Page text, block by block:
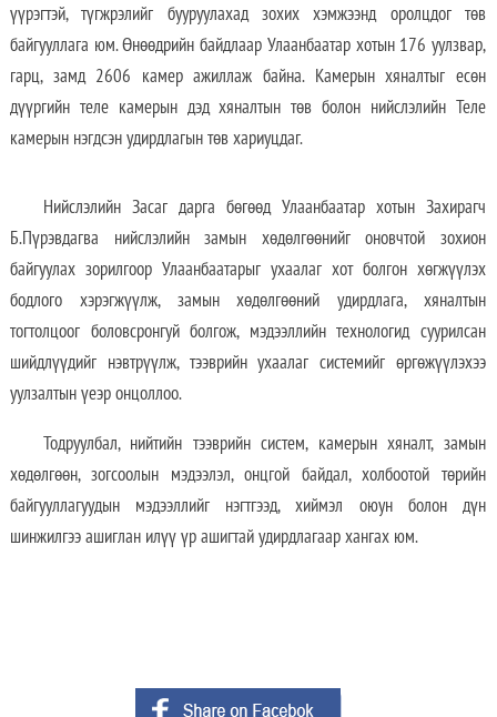
үүрэгтэй, түгжрэлийг бууруулахад зохих хэмжээнд оролцдог төв
байгууллага юм. Өнөөдрийн байдлаар Улаанбаатар хотын 176 уулзвар,
гарц, замд 2606 камер ажиллаж байна. Камерын хяналтыг есөн
дүүргийн теле камерын дэд хяналтын төв болон нийслэлийн Теле
камерын нэгдсэн удирдлагын төв хариуцдаг.
Нийслэлийн Засаг дарга бөгөөд Улаанбаатар хотын Захирагч
Б.Пүрэвдагва нийслэлийн замын хөдөлгөөнийг оновчтой зохион
байгуулах зорилгоор Улаанбаатарыг ухаалаг хот болгон хөгжүүлэх
бодлого хэрэгжүүлж, замын хөдөлгөөний удирдлага, хяналтын
тогтолцоог боловсронгуй болгож, мэдээллийн технологид суурилсан
шийдлүүдийг нэвтрүүлж, тээврийн ухаалаг системийг өргөжүүлэхээ
уулзалтын үеэр онцоллоо.
Тодруулбал, нийтийн тээврийн систем, камерын хяналт, замын
хөдөлгөөн, зогсоолын мэдээлэл, онцгой байдал, холбоотой төрийн
байгууллагуудын мэдээллийг нэгтгээд, хиймэл оюун болон дүн
шинжилгээ ашиглан илүү үр ашигтай удирдлагаар хангах юм.